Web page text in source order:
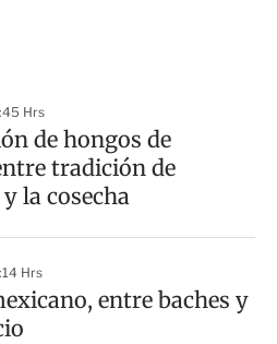
Hrs
de hongos de
tradición de
la cosecha
Hrs
entre baches y